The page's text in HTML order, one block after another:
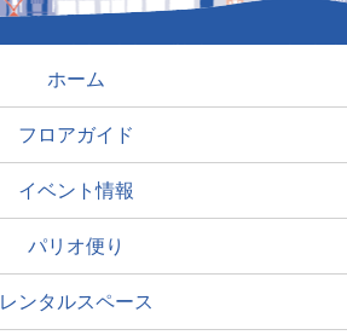
ホーム
フロアガイド
イベント情報
パリオ便り
レンタルスペース